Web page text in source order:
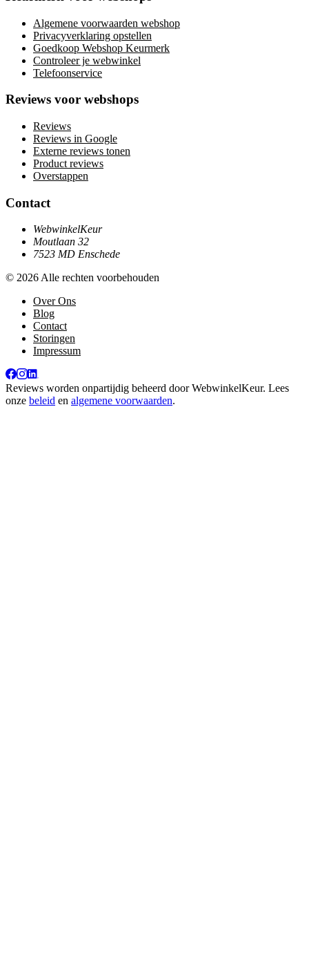
Algemene voorwaarden webshop
Privacyverklaring opstellen
Goedkoop Webshop Keurmerk
Controleer je webwinkel
Telefoonservice
Reviews voor webshops
Reviews
Reviews in Google
Externe reviews tonen
Product reviews
Overstappen
Contact
WebwinkelKeur
Moutlaan 32
7523 MD Enschede
© 2026 Alle rechten voorbehouden
Over Ons
Blog
Contact
Storingen
Impressum
Reviews worden onpartijdig beheerd doorWebwinkelKeur. Lees
onze beleid en algemene voorwaarden.